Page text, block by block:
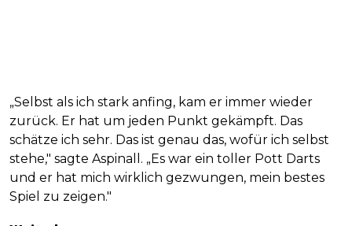
„Selbst als ich stark anfing, kam er immer wieder
zurück. Er hat um jeden Punkt gekämpft. Das
schätze ich sehr. Das ist genau das, wofür ich selbst
stehe," sagte Aspinall. „Es war ein toller Pott Darts
und er hat mich wirklich gezwungen, mein bestes
Spiel zu zeigen."